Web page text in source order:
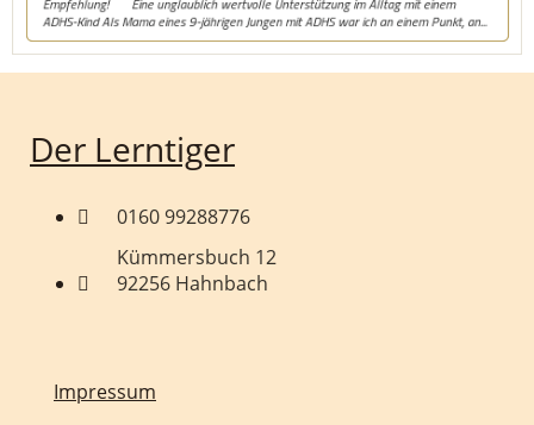
Der Lerntiger
0160 99288776
Kümmersbuch 12
92256 Hahnbach
Impressum